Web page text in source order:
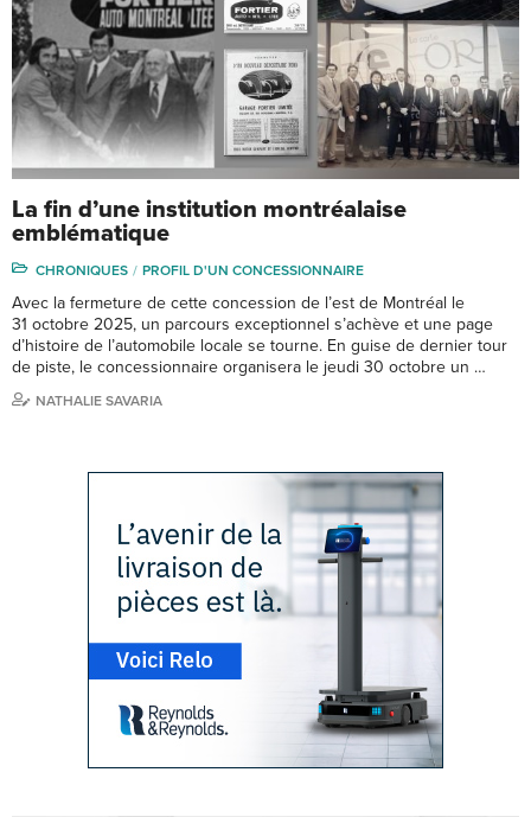
La fin d’une institution montréalaise
emblématique
CHRONIQUES PROFIL D'UN CONCESSIONNAIRE
Avec la fermeture de cette concession de l’est de Montréal le
31 octobre 2025, un parcours exceptionnel s’achève et une page
d’histoire de l’automobile locale se tourne. En guise de dernier tour
de piste, le concessionnaire organisera le jeudi 30 octobre un …
NATHALIE SAVARIA